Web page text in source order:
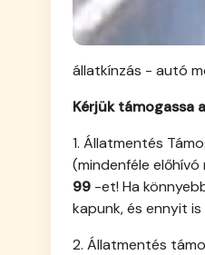
állatkínzás - autó
Kérjük támogassa
1. Állatmentés
(mindenféle
99 -et! Ha
kapunk, és ennyit
2. Állatmentés